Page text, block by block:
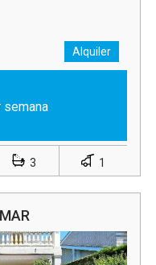
Alquiler
semana
3 1